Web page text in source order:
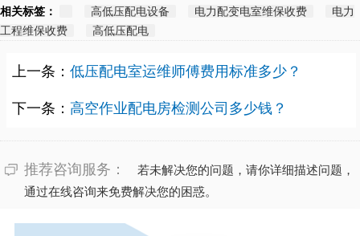
相关标签： 高低压配电设备 电力配变电室维保收费
电力
工程维保收费
高低压配电
上一条： 低压配电室运维师傅费用标准多少？
下一条： 高空作业配电房检测公司多少钱？
推荐咨询服务：
若未解决您的问题，请你详细描述问题，
通过在线咨询来免费解决您的困惑。